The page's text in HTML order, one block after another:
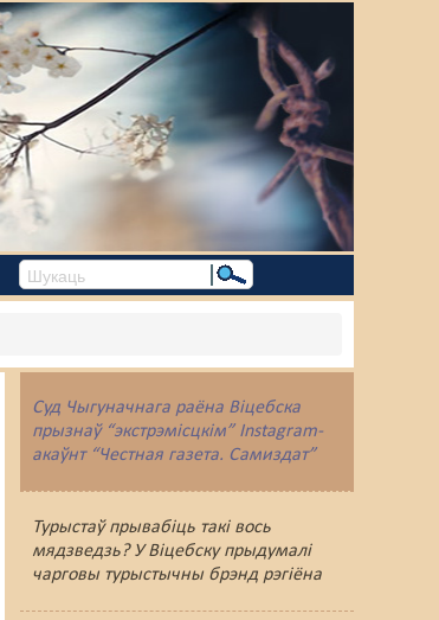
Суд Чыгуначнага раёна Віцебска
прызнаў “экстрэмісцкім” Instagram-
акаўнт “Честная газета. Самиздат”
Турыстаў прывабіць такі вось
мядзведзь? У Віцебску прыдумалі
чарговы турыстычны брэнд рэгіёна